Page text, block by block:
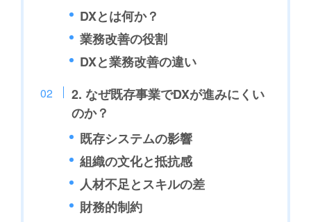
DXとは何か？
業務改善の役割
DXと業務改善の違い
2. なぜ既存事業でDXが進みにくい
のか？
既存システムの影響
組織の文化と抵抗感
人材不足とスキルの差
財務的制約